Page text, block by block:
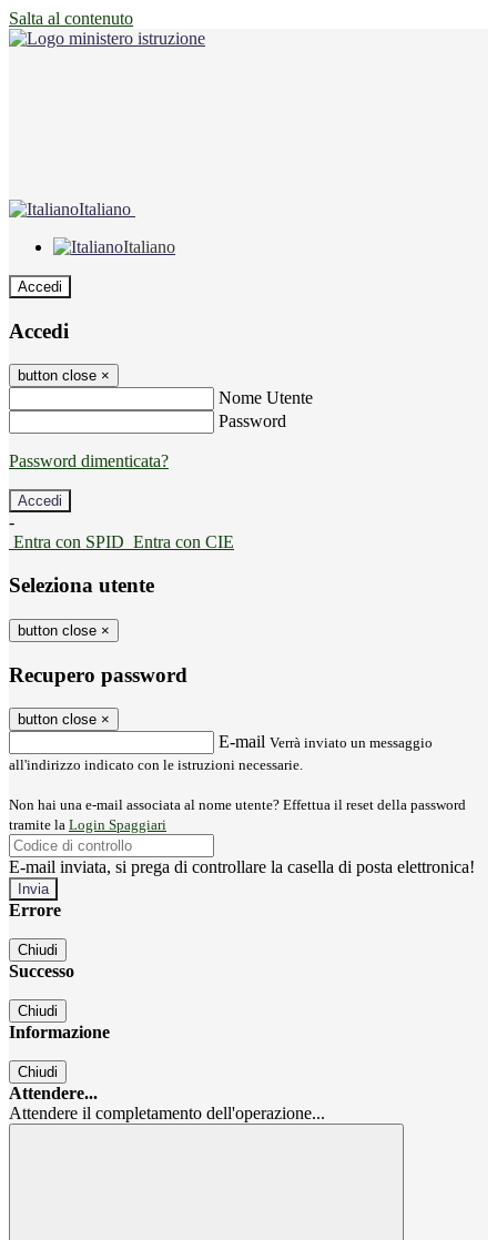
Salta al contenuto
Italiano
Italiano
Accedi
Accedi
button close ×
Nome Utente
Password
Password dimenticata?
-
Entra con SPID Entra con CIE
Seleziona utente
button close ×
Recupero password
button close ×
E-mail Verrà inviato un messaggio
all'indirizzo indicato con le istruzioni necessarie.
Non hai una e-mail associata al nome utente? Effettua il reset della password
tramite la Login Spaggiari
E-mail inviata, si prega di controllare la casella di posta elettronica!
Errore
Chiudi
Successo
Chiudi
Informazione
Chiudi
Attendere...
Attendere il completamento dell'operazione...